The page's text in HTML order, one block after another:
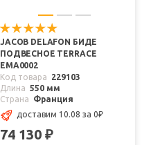
JACOB DELAFON БИДЕ
ПОДВЕСНОЕ TERRACE
EMA0002
Код товара
229103
Длина 550 мм
Страна
Франция
доставим 10.08 за 0₽
74 130 ₽